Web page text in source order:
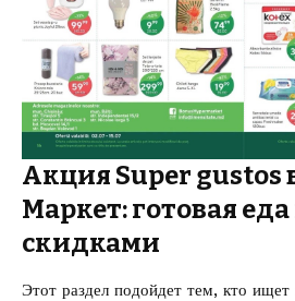
Акция Super gustos
Маркет: готовая
скидками
Этот раздел подойдет тем, кто ищет